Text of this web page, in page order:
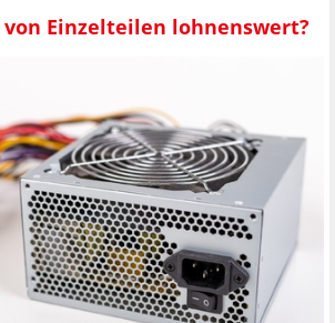
Einzelteilen lohnenswert?